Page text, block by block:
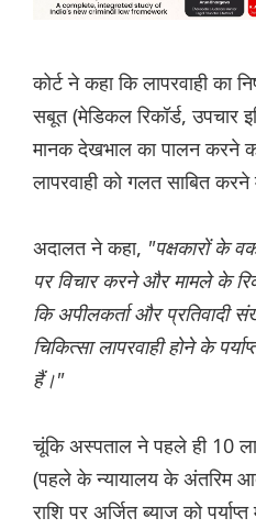
कोर्ट ने कहा कि लापरवाही का
सबूत (मेडिकल रिकॉर्ड, उपचार
मानक देखभाल का पालन करने
लापरवाही को गलत साबित
अदालत ने कहा, "पक्षकारों के
पर विचार करने और मामले के
कि अपीलकर्ता और प्रतिवादी
चिकित्सा लापरवाही होने के
हैं।"
चूंकि अस्पताल ने पहले ही 10
(पहले के न्यायालय के अंतरिम
राशि पर अर्जित ब्याज को